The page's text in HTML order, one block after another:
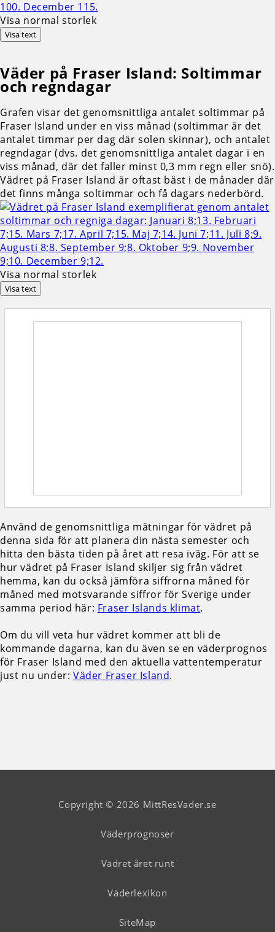
Visa normal storlek
Visa text
Väder på Fraser Island: Soltimmar
och regndagar
Grafen visar det genomsnittliga antalet soltimmar på
Fraser Island under en viss månad (soltimmar är det
antalet timmar per dag där solen skinnar), och antalet
regndagar (dvs. det genomsnittliga antalet dagar i en
viss månad, där det faller minst 0,3 mm regn eller snö).
Vädret på Fraser Island är oftast bäst i de månader där
det finns många soltimmar och få dagars nederbörd.
Visa normal storlek
Visa text
Använd de genomsnittliga mätningar för vädret på
denna sida för att planera din nästa semester och
hitta den bästa tiden på året att resa iväg. För att se
hur vädret på Fraser Island skiljer sig från vädret
hemma, kan du också jämföra siffrorna måned för
måned med motsvarande siffror för Sverige under
samma period här: Fraser Islands klimat.
Om du vill veta hur vädret kommer att bli de
kommande dagarna, kan du även se en väderprognos
för Fraser Island med den aktuella vattentemperatur
just nu under: Väder Fraser Island.
Copyright © 2026 MittResVader.se
Väderprognoser
Vädret året runt
Väderlexikon
SiteMap